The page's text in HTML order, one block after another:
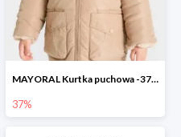
MAYORAL Kurtka puchowa -37%
37%